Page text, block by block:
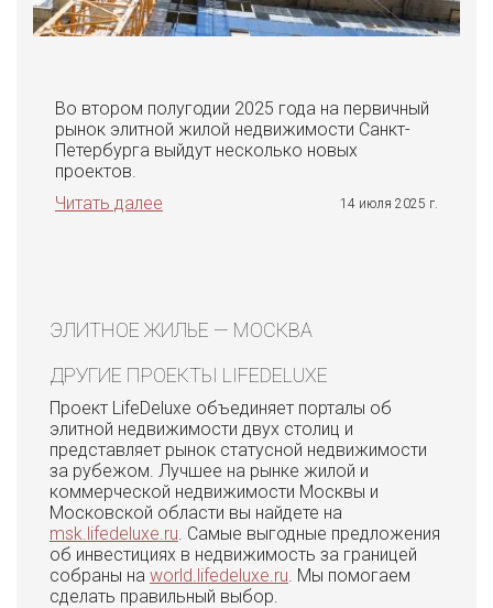
Во втором полугодии 2025 года на первичный
рынок элитной жилой недвижимости Санкт-
Петербурга выйдут несколько новых
проектов.
Читать далее
14 июля 2025 г.
ЭЛИТНОЕ ЖИЛЬЕ — МОСКВА
ДРУГИЕ ПРОЕКТЫ LIFEDELUXE
Проект LifeDeluxe объединяет порталы об
элитной недвижимости двух столиц и
представляет рынок статусной недвижимости
за рубежом. Лучшее на рынке жилой и
коммерческой недвижимости Москвы и
Московской области вы найдете на
msk.lifedeluxe.ru . Самые выгодные предложения
об инвестициях в недвижимость за границей
собраны на world.lifedeluxe.ru . Мы помогаем
сделать правильный выбор.